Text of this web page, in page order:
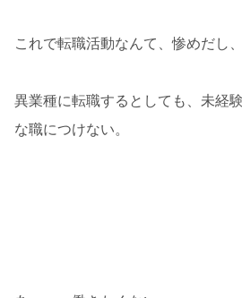
これで転職活動なんて、惨めだし
異業種に転職するとしても、未経
な職につけない。